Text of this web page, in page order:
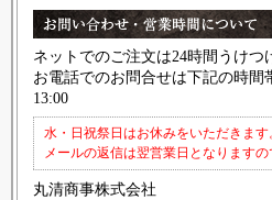
ネットでのご注文は24時間うけつ
お電話でのお問合せは下記の時
13:00
水・日祝祭日はお休みをいただきます
メールの返信は翌営業日となります
丸清商事株式会社